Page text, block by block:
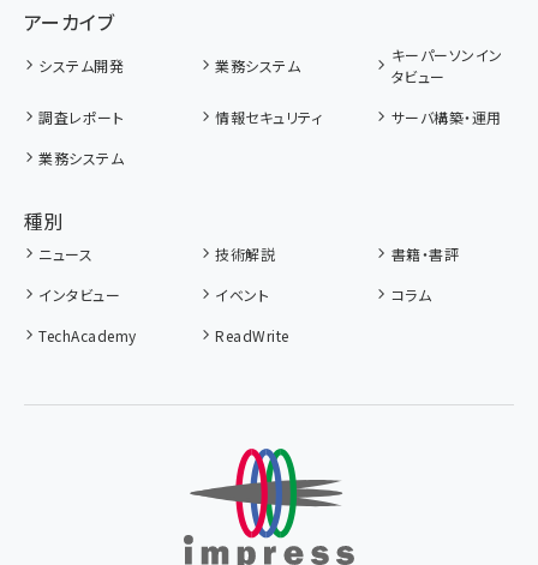
アーカイブ
システム開発 業務システム
キーパーソンイン
タビュー
調査レポート
情報セキュリティ
サーバ構築・運用
業務システム
種別
ニュース 技術解説
書籍・書評
インタビュー
イベント
コラム
TechAcademy
ReadWrite